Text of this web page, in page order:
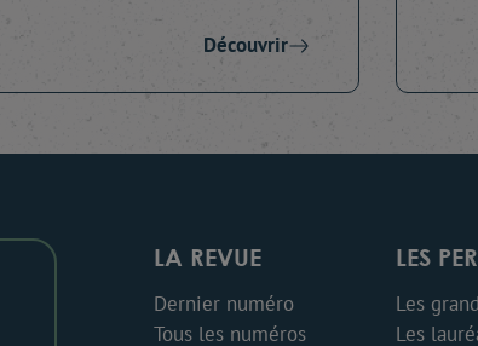
Découvrir
LA REVUE
Dernier numéro
Tous les numéros
LES
Les
Les